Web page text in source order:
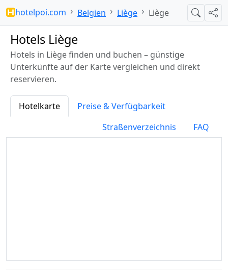
hotelpoi.com Belgien Liège Liège Suche
Hotels Liège
Hotels in Liège finden und buchen – günstige
Unterkünfte auf der Karte vergleichen und direkt
reservieren.
Hotelkarte
Preise & Verfügbarkeit
Straßenverzeichnis
FAQ